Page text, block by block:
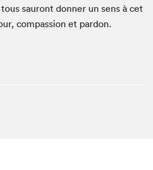
sauront don­ner un sens à cet
com­pas­sion et pardon.